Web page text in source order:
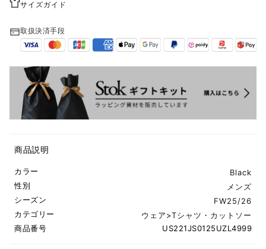
サイズガイド
取扱決済手段
商品説明
カラー
Black
性別
メンズ
シーズン
FW25/26
カテゴリー
ウェア>Tシャツ・カットソー
商品番号
US221JS0125UZL4999